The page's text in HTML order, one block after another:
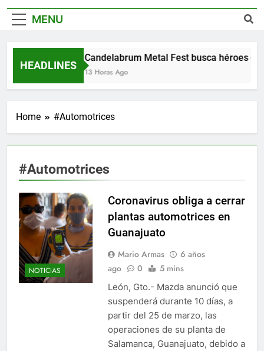
MENU
HEADLINES
Candelabrum Metal Fest busca héroes de
13 Horas Ago
Home #Automotrices
#Automotrices
NOTICIAS
Coronavirus obliga a cerrar
plantas automotrices en
Guanajuato
Mario Armas
6 años
ago
0 5 mins
León, Gto.- Mazda anunció que
suspenderá durante 10 días, a
partir del 25 de marzo, las
operaciones de su planta de
Salamanca, Guanajuato, debido a